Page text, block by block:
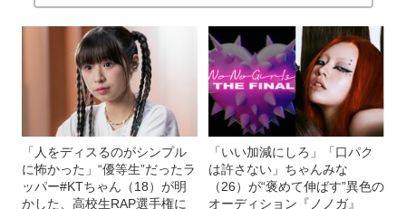
「人をディスるのがシンプル
に怖かった」“優等生”だったラ
ッパー#KTちゃん（18）が明
かした、高校生RAP選手権に
「いい加減にしろ」「口パク
は許さない」ちゃんみな
（26）が“褒めて伸ばす”異色の
オーディション『ノノガ』